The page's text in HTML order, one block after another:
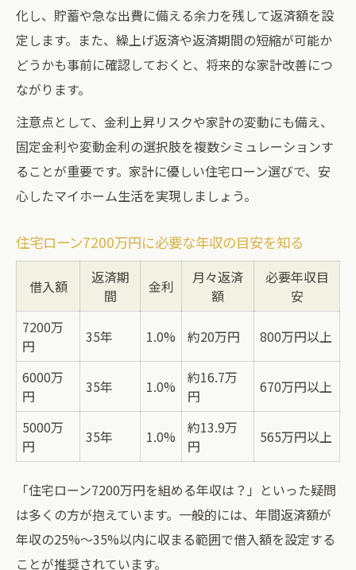
化し、貯蓄や急な出費に備える余力を残して返済額を設
定します。また、繰上げ返済や返済期間の短縮が可能か
どうかも事前に確認しておくと、将来的な家計改善につ
ながります。
注意点として、金利上昇リスクや家計の変動にも備え、
固定金利や変動金利の選択肢を複数シミュレーションす
ることが重要です。家計に優しい住宅ローン選びで、安
心したマイホーム生活を実現しましょう。
住宅ローン7200万円に必要な年収の目安を知る
借入額
返済期
間
金利
月々返済
額
必要年収目
安
7200万
円
35年 1.0% 約20万円 800万円以上
6000万
円
35年 1.0%
約16.7万
円
670万円以上
5000万
円
35年 1.0%
約13.9万
円
565万円以上
「住宅ローン7200万円を組める年収は？」といった疑問
は多くの方が抱えています。一般的には、年間返済額が
年収の25%〜35%以内に収まる範囲で借入額を設定する
ことが推奨されています。